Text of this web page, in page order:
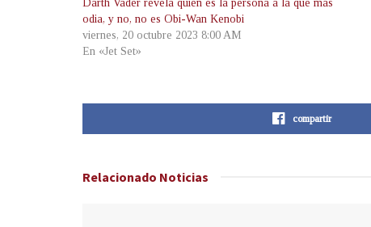
Darth Vader revela quién es la persona a la que más
odia, y no, no es Obi-Wan Kenobi
viernes, 20 octubre 2023 8:00 AM
En «Jet Set»
compartir
Relacionado Noticias